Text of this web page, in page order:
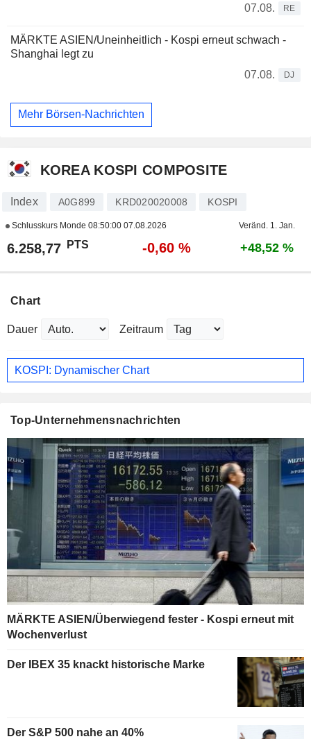
07.08. RE
MÄRKTE ASIEN/Uneinheitlich - Kospi erneut schwach -
Shanghai legt zu
07.08.
DJ
Mehr Börsen-Nachrichten
KOREA KOSPI COMPOSITE
Index A0G899 KRD020020008 KOSPI
Schlusskurs Monde 08:50:00 07.08.2026 Veränd. 1. Jan.
6.258,77 PTS -0,60 % +48,52 %
Chart
Dauer Zeitraum
KOSPI: Dynamischer Chart
Top-Unternehmensnachrichten
MÄRKTE ASIEN/Überwiegend fester - Kospi erneut mit
Wochenverlust
Der IBEX 35 knackt historische Marke
Der S&P 500 nahe an 40%